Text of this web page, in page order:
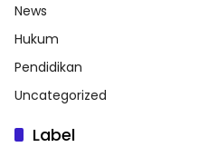
News
Hukum
Pendidikan
Uncategorized
Label